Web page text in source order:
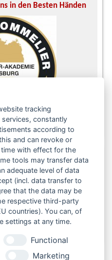
tracking
constantly
according to
and can revoke or
with effect for the
tools may transfer data
adequate level of data
(incl. data transfer to
that the data may be
respective third-party
countries). You can, of
settings at any time.
Functional
Marketing
in den Besten Händen
sozialen Netzwerken: